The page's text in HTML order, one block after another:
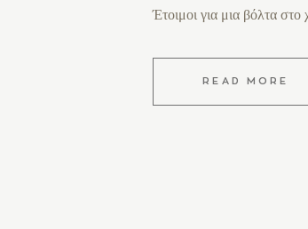
Έτοιμοι για μια βόλτα
READ MORE